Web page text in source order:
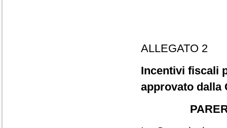
ALLEGATO 2
Incentivi fiscali
approvato dalla